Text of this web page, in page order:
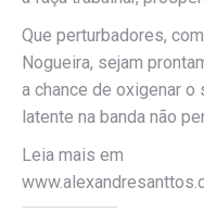
Que perturbadores,
Nogueira, sejam
a chance de oxigenar
latente na banda não
Leia mais em